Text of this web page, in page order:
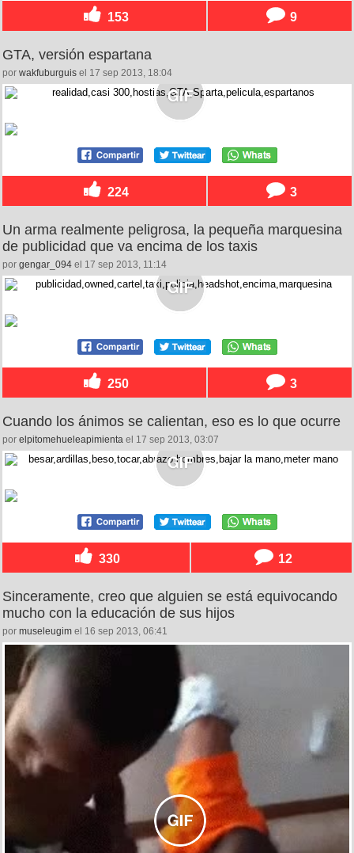
153 9
GTA, versión espartana
por wakfuburguis el 17 sep 2013, 18:04
224 3
Un arma realmente peligrosa, la pequeña marquesina
de publicidad que va encima de los taxis
por gengar_094 el 17 sep 2013, 11:14
250 3
Cuando los ánimos se calientan, eso es lo que ocurre
por elpitomehueleapimienta el 17 sep 2013, 03:07
330 12
Sinceramente, creo que alguien se está equivocando
mucho con la educación de sus hijos
por museleugim el 16 sep 2013, 06:41